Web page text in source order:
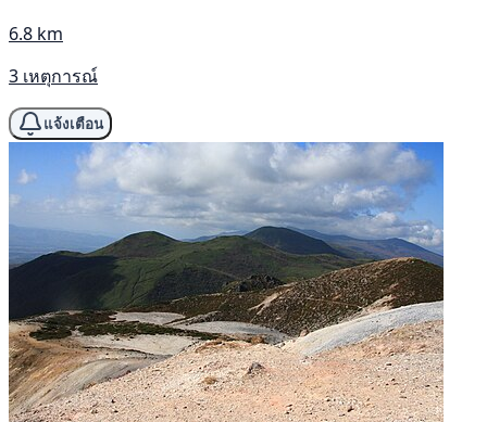
6.8 km
3 เหตุการณ์
แจ้งเตือน